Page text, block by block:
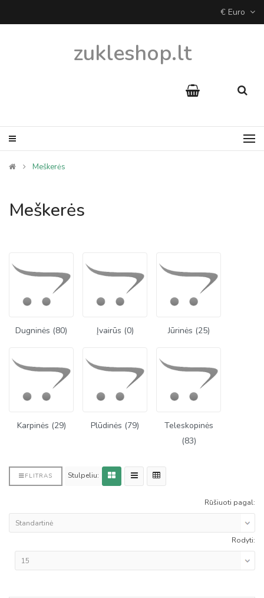
zukleshop.lt
Meškerės
Meškerės
Dugninės (80) Įvairūs (0) Jūrinės (25)
Karpinės (29) Plūdinės (79)
Teleskopinės
(83)
FLITRAS Stulpeliu:
Rūšiuoti pagal:
Rodyti: